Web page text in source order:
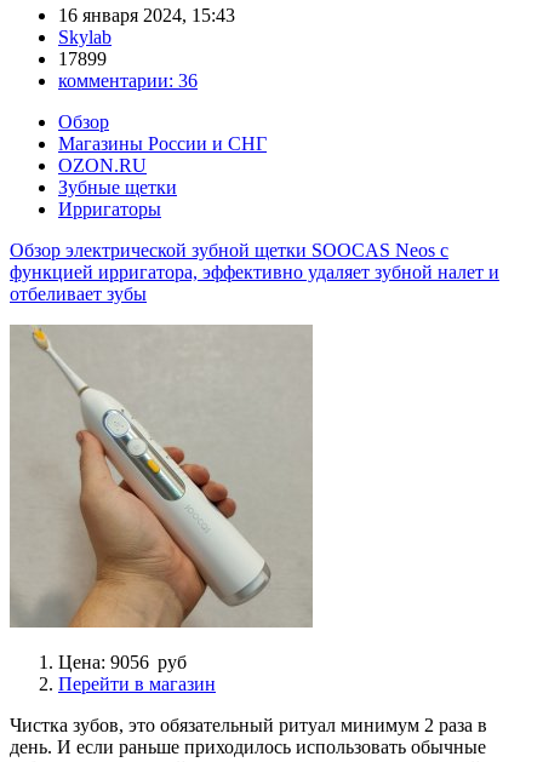
16 января 2024, 15:43
Skylab
17899
комментарии: 36
Обзор
Магазины России и СНГ
OZON.RU
Зубные щетки
Ирригаторы
Обзор электрической зубной щетки SOOCAS Neos с
функцией ирригатора, эффективно удаляет зубной налет и
отбеливает зубы
Цена: 9056 руб
Перейти в магазин
Чистка зубов, это обязательный ритуал минимум 2 раза в
день. И если раньше приходилось использовать обычные